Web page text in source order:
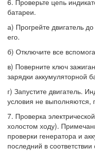
батареи.
а) Прогрейте двигатель
его.
б) Отключите все
в) Поверните ключ
зарядки аккумуляторной
г) Запустите двигатель.
условия не выполняются,
7. Проверка
холостом ходу).
проверки генератора и
последний в